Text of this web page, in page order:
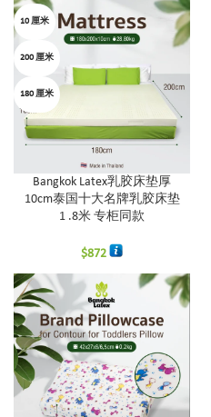
10 厘米
200 厘米
180 厘米
Bangkok Latex乳胶床垫厚
10cm泰国十大名牌乳胶床垫
1 .8米 专柜同款
$872